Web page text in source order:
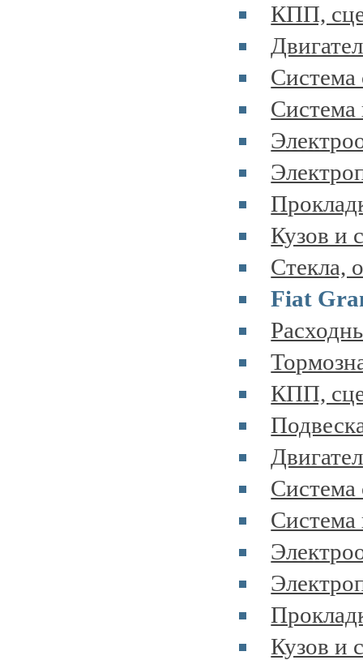
КПП,
Система
Система
Кузов и
Стекла,
Fiat
КПП,
Система
Система
Кузов и